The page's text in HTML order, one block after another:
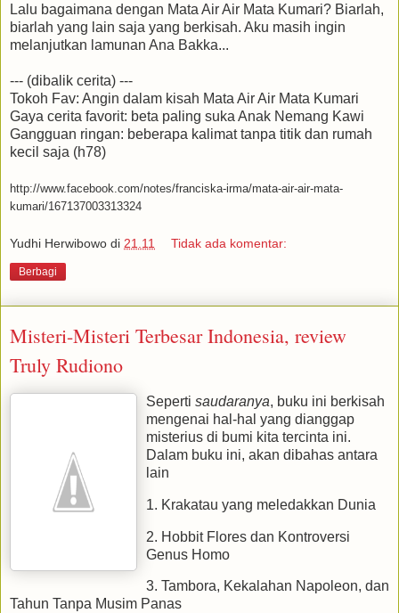
Lalu bagaimana dengan Mata Air Air Mata Kumari? Biarlah,
biarlah yang lain saja yang berkisah. Aku masih ingin
melanjutkan lamunan Ana Bakka...
--- (dibalik cerita) ---
Tokoh Fav: Angin dalam kisah Mata Air Air Mata Kumari
Gaya cerita favorit: beta paling suka Anak Nemang Kawi
Gangguan ringan: beberapa kalimat tanpa titik dan rumah
kecil saja (h78)
http://www.facebook.com/notes/franciska-irma/mata-air-air-mata-
kumari/167137003313324
Yudhi Herwibowo di 21.11 Tidak ada komentar:
Berbagi
Misteri-Misteri Terbesar Indonesia, review
Truly Rudiono
Seperti saudaranya, buku ini berkisah
mengenai hal-hal yang dianggap
misterius di bumi kita tercinta ini.
Dalam buku ini, akan dibahas antara
lain
1. Krakatau yang meledakkan Dunia
2. Hobbit Flores dan Kontroversi
Genus Homo
3. Tambora, Kekalahan Napoleon, dan
Tahun Tanpa Musim Panas